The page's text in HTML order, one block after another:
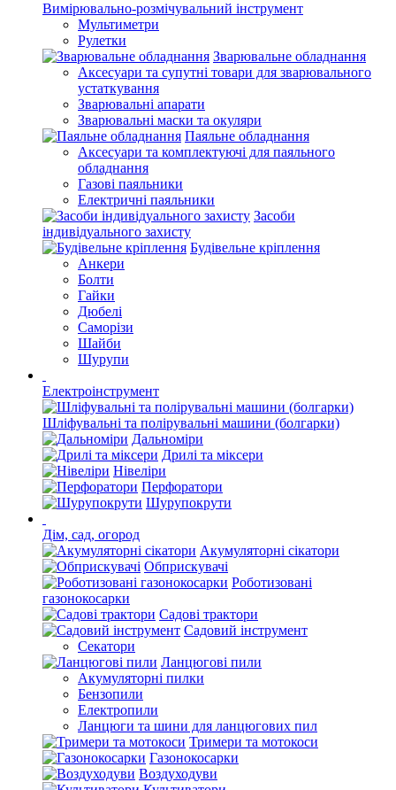
Вимірювально-розмічувальний інструмент
Мультиметри
Рулетки
Зварювальне обладнання
Аксесуари та супутні товари для зварювального
устаткування
Зварювальні апарати
Зварювальні маски та окуляри
Паяльне обладнання
Аксесуари та комплектуючі для паяльного
обладнання
Газові паяльники
Електричні паяльники
Засоби
індивідуального захисту
Будівельне кріплення
Анкери
Болти
Гайки
Дюбелі
Саморізи
Шайби
Шурупи
Електроінструмент
Шліфувальні та полірувальні машини (болгарки)
Дальноміри
Дрилі та міксери
Нівеліри
Перфоратори
Шурупокрути
Дім, сад, огород
Акумуляторні сікатори
Обприскувачі
Роботизовані
газонокосарки
Садові трактори
Садовий інструмент
Секатори
Ланцюгові пили
Акумуляторні пилки
Бензопили
Електропили
Ланцюги та шини для ланцюгових пил
Тримери та мотокоси
Газонокосарки
Воздуходуви